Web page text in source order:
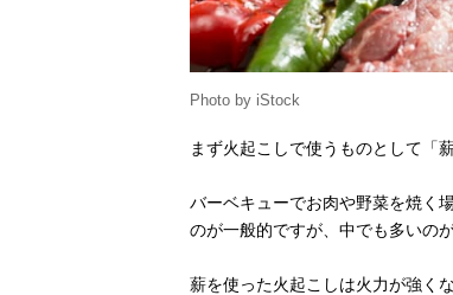
Photo by iStock
まず火起こしで使うものとして「
バーベキューでお肉や野菜を焼く
のが一般的ですが、中でも多いの
薪を使った火起こしは火力が強く